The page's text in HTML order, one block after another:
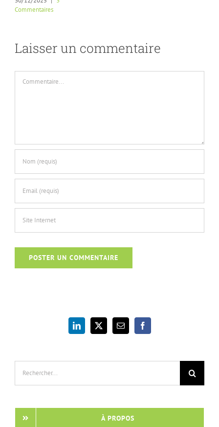
Commentaires
Laisser un commentaire
À PROPOS